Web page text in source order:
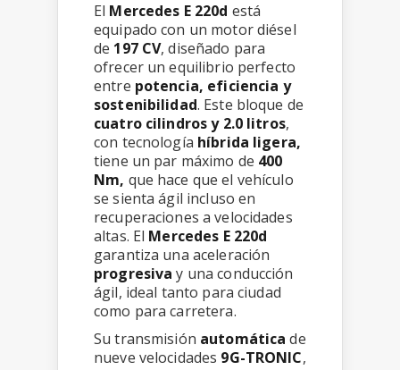
El Mercedes E 220d está
equipado con un motor diésel
de 197 CV, diseñado para
ofrecer un equilibrio perfecto
entre potencia, eficiencia y
sostenibilidad. Este bloque de
cuatro cilindros y 2.0 litros,
con tecnología híbrida ligera,
tiene un par máximo de 400
Nm, que hace que el vehículo
se sienta ágil incluso en
recuperaciones a velocidades
altas. El Mercedes E 220d
garantiza una aceleración
progresiva y una conducción
ágil, ideal tanto para ciudad
como para carretera.
Su transmisión automática de
nueve velocidades 9G-TRONIC,